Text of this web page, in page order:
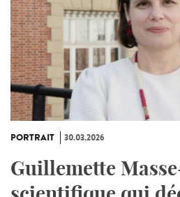
PORTRAIT 30.03.2026
Guillemette